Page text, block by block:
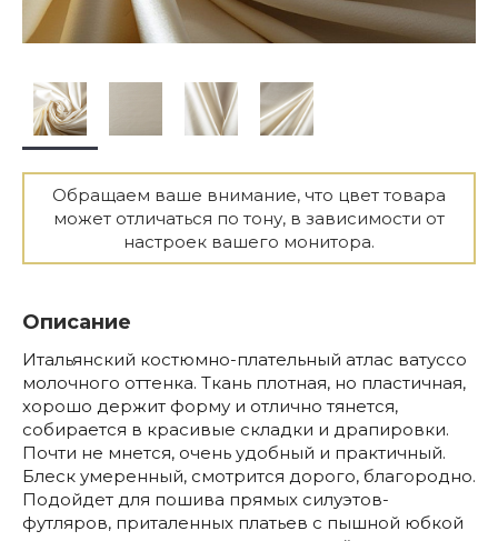
Обращаем ваше внимание, что цвет товара
может отличаться по тону, в зависимости от
настроек вашего монитора.
Описание
Итальянский костюмно-плательный атлас ватуссо
молочного оттенка. Ткань плотная, но пластичная,
хорошо держит форму и отлично тянется,
собирается в красивые складки и драпировки.
Почти не мнется, очень удобный и практичный.
Блеск умеренный, смотрится дорого, благородно.
Подойдет для пошива прямых силуэтов-
футляров, приталенных платьев с пышной юбкой